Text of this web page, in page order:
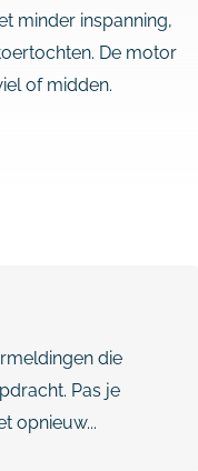
minder inspanning,
De motor
of midden.
die
Pas je
opnieuw...